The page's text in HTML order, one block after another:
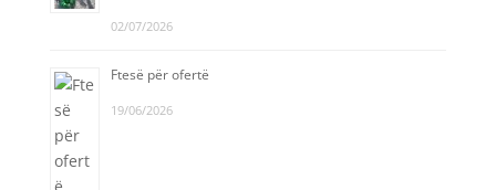
02/07/2026
Ftesë për ofertë
19/06/2026